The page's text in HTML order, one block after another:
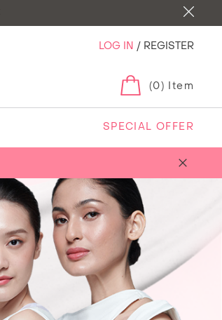
LOG IN / REGISTER
(0) Item
SPECIAL OFFER